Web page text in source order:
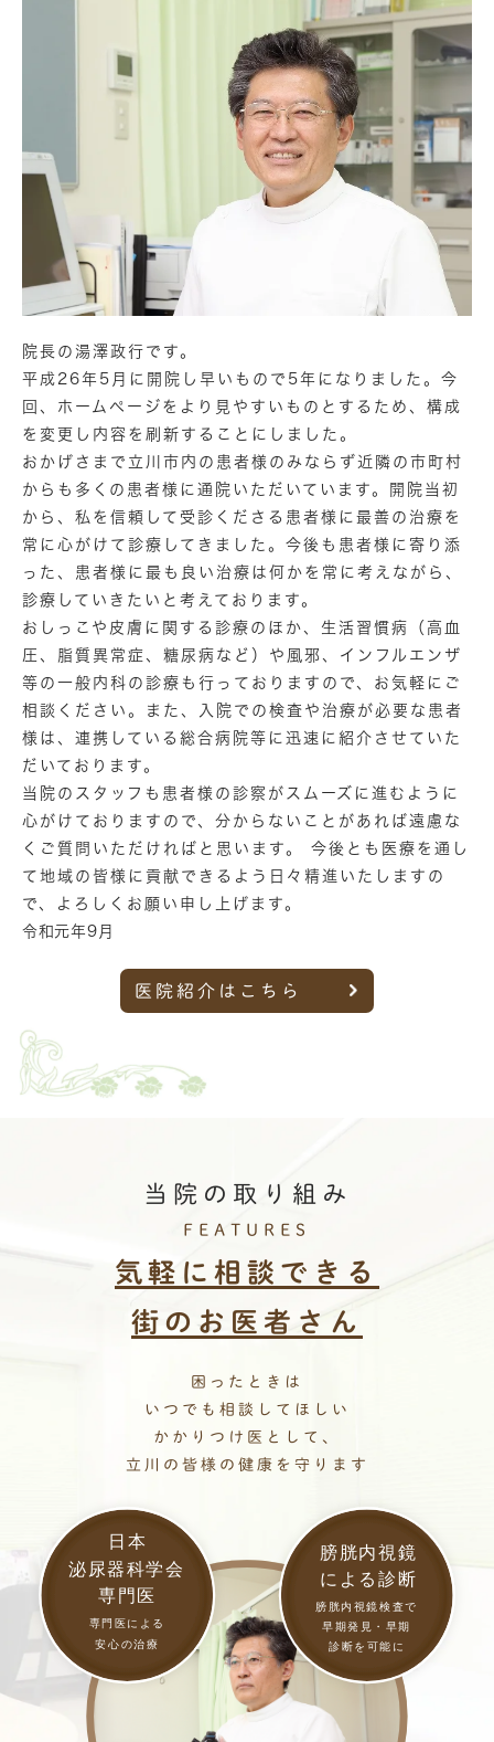
院長の湯澤政行です。
平成26年5月に開院し早いもので5年になりました。今
回、ホームページをより見やすいものとするため、構成
を変更し内容を刷新することにしました。
おかげさまで立川市内の患者様のみならず近隣の市町村
からも多くの患者様に通院いただいています。開院当初
から、私を信頼して受診くださる患者様に最善の治療を
常に心がけて診療してきました。今後も患者様に寄り添
った、患者様に最も良い治療は何かを常に考えながら、
診療していきたいと考えております。
おしっこや皮膚に関する診療のほか、生活習慣病（高血
圧、脂質異常症、糖尿病など）や風邪、インフルエンザ
等の一般内科の診療も行っておりますので、お気軽にご
相談ください。また、入院での検査や治療が必要な患者
様は、連携している総合病院等に迅速に紹介させていた
だいております。
当院のスタッフも患者様の診察がスムーズに進むように
心がけておりますので、分からないことがあれば遠慮な
くご質問いただければと思います。 今後とも医療を通し
て地域の皆様に貢献できるよう日々精進いたしますの
で、よろしくお願い申し上げます。
令和元年9月
医院紹介はこちら
当院の取り組み
FEATURES
気軽に相談できる
街のお医者さん
困ったときは
いつでも相談してほしい
かかりつけ医として、
立川の皆様の健康を守ります